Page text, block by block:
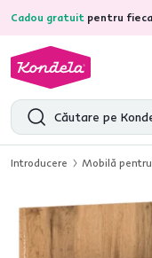
Cadou gratuit pentru4,7
Introducere Mobilă